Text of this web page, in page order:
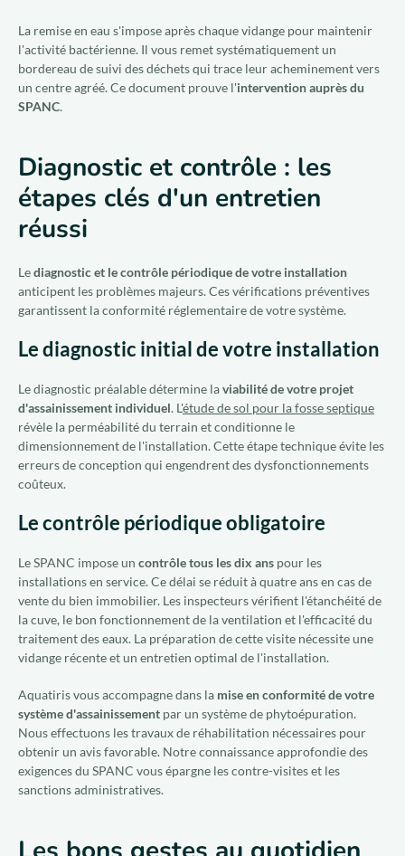
La remise en eau s'impose après chaque vidange pour maintenir
l'activité bactérienne. Il vous remet systématiquement un
bordereau de suivi des déchets qui trace leur acheminement vers
un centre agréé. Ce document prouve l'intervention auprès du
SPANC.
Diagnostic et contrôle : les
étapes clés d'un entretien
réussi
Lediagnostic et le contrôle périodique de votre installation
anticipent les problèmes majeurs. Ces vérifications préventives
garantissent la conformité réglementaire de votre système.
Le diagnostic initial de votre installation
Le diagnostic préalable détermine laviabilité de votre projet
d'assainissement individuel. L'étude de sol pour la fosse septique
révèle la perméabilité du terrain et conditionne le
dimensionnement de l'installation. Cette étape technique évite les
erreurs de conception qui engendrent des dysfonctionnements
coûteux.
Le contrôle périodique obligatoire
Le SPANC impose un contrôle tous les dix ans pour les
installations en service. Ce délai se réduit à quatre ans en cas de
vente du bien immobilier. Les inspecteurs vérifient l'étanchéité de
la cuve, le bon fonctionnement de la ventilation et l'efficacité du
traitement des eaux. La préparation de cette visite nécessite une
vidange récente et un entretien optimal de l'installation.
Aquatiris vous accompagne dans la mise en conformité de votre
système d'assainissement par un système de phytoépuration.
Nous effectuons les travaux de réhabilitation nécessaires pour
obtenir un avis favorable. Notre connaissance approfondie des
exigences du SPANC vous épargne les contre-visites et les
sanctions administratives.